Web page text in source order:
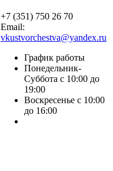
+7 (351) 750 26 70
Email:
vkustvorchestva@yandex.ru
График работы
Понедельник-
Суббота с 10:00 до
19:00
Воскресенье с 10:00
до 16:00